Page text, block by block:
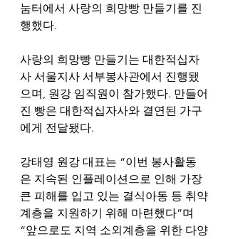
눔터에서 사랑의 희망빵 만들기를 진
행했다.
사랑의 희망빵 만들기는 대한적십자
사 서울지사 서부봉사관에서 진행됐
으며, 원강 임직원이 참가했다. 만들어
진 빵은 대한적십자사와 결연된 가구
에게 전달됐다.
강태영 원강 대표는 “이번 봉사활동
은 지속된 인플레이션으로 인해 가장
큰 피해를 입고 있는 결식아동 등 취약
계층을 지원하기 위해 마련했다”며
“앞으로도 지역 소외계층을 위한 다양